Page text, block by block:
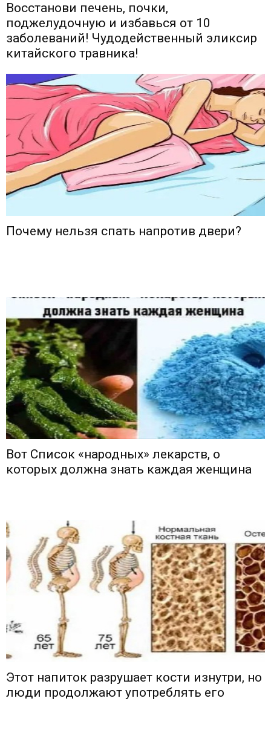
Восстанови печень, почки,
поджелудочную и избавься от 10
заболеваний! Чудодейственный эликсир
китайского травника!
Почему нельзя спать напротив двери?
Вот Список «народных» лекарств, о
которых должна знать каждая женщина
Этот напиток разрушает кости изнутри, но
люди продолжают употреблять его